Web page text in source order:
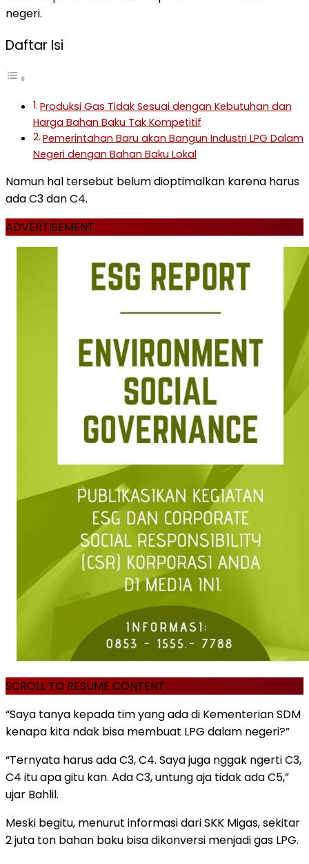
negeri.
Daftar Isi
Produksi Gas Tidak Sesuai dengan Kebutuhan dan
Harga Bahan Baku Tak Kompetitif
Pemerintahan Baru akan Bangun Industri LPG Dalam
Negeri dengan Bahan Baku Lokal
Namun hal tersebut belum dioptimalkan karena harus
ada C3 dan C4.
ADVERTISEMENT
SCROLL TO RESUME CONTENT
“Saya tanya kepada tim yang ada di Kementerian SDM
kenapa kita ndak bisa membuat LPG dalam negeri?”
“Ternyata harus ada C3, C4. Saya juga nggak ngerti C3,
C4 itu apa gitu kan. Ada C3, untung aja tidak ada C5,”
ujar Bahlil.
Meski begitu, menurut informasi dari SKK Migas, sekitar
2 juta ton bahan baku bisa dikonversi menjadi gas LPG.